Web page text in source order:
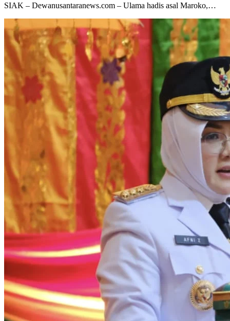
SIAK – Dewanusantaranews.com – Ulama hadis asal Maroko,…